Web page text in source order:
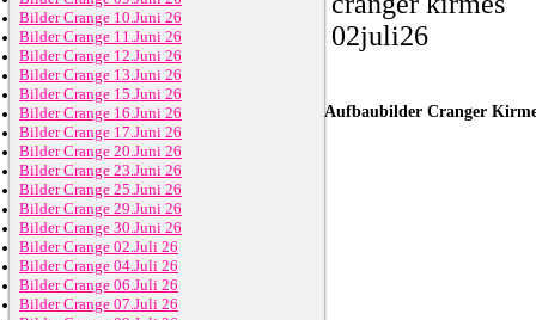
AufbaubilderCranger
Bilder Crange 10.Juni 26
Bilder Crange 11.Juni 26
Bilder Crange 12.Juni 26
Bilder Crange 13.Juni 26
Bilder Crange 15.Juni 26
Bilder Crange 16.Juni 26
Bilder Crange 17.Juni 26
Bilder Crange 20.Juni 26
Bilder Crange 23.Juni 26
Bilder Crange 25.Juni 26
Bilder Crange 29.Juni 26
Bilder Crange 30.Juni 26
Bilder Crange 02.Juli 26
Bilder Crange 04.Juli 26
Bilder Crange 06.Juli 26
Bilder Crange 07.Juli 26